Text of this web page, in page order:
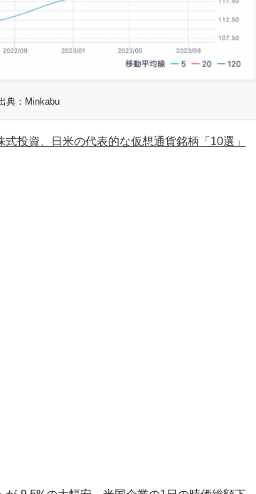
典：Minkabu
投資、日米の代表的な仮想通貨銘柄「10選」